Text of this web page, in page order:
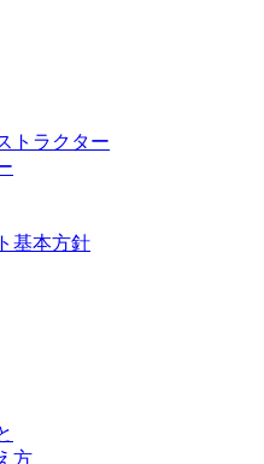
トラクター
基本方針
方